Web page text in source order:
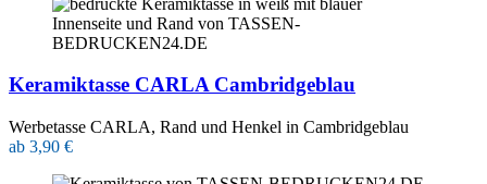
Keramiktasse CARLA Cambridgeblau
Werbetasse CARLA, Rand und Henkel in Cambridgeblau
ab 3,90 €